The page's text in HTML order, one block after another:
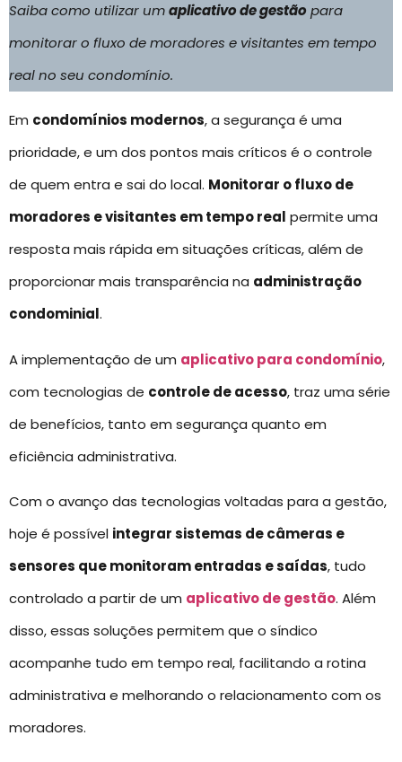
Saiba como utilizar umaplicativo de gestãopara
monitorar o fluxo de moradores e visitantes em tempo
real no seu condomínio.
Em condomínios modernos, a segurança é uma
prioridade, e um dos pontos mais críticos é o controle
de quem entra e sai do local. Monitorar o fluxo de
moradores e visitantes em tempo real permite uma
resposta mais rápida em situações críticas, além de
proporcionar mais transparência na administração
condominial.
A implementação de um aplicativo para condomínio,
com tecnologias de controle de acesso, traz uma série
de benefícios, tanto em segurança quanto em
eficiência administrativa.
Com o avanço das tecnologias voltadas para a gestão,
hoje é possível integrar sistemas de câmeras e
sensores que monitoram entradas e saídas, tudo
controlado a partir de um aplicativo de gestão. Além
disso, essas soluções permitem que o síndico
acompanhe tudo em tempo real, facilitando a rotina
administrativa e melhorando o relacionamento com os
moradores.